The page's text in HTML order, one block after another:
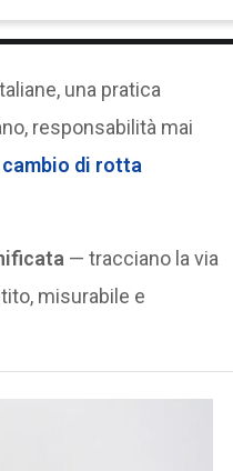
una pratica
responsabilità mai
di rotta
— tracciano la via
misurabile e